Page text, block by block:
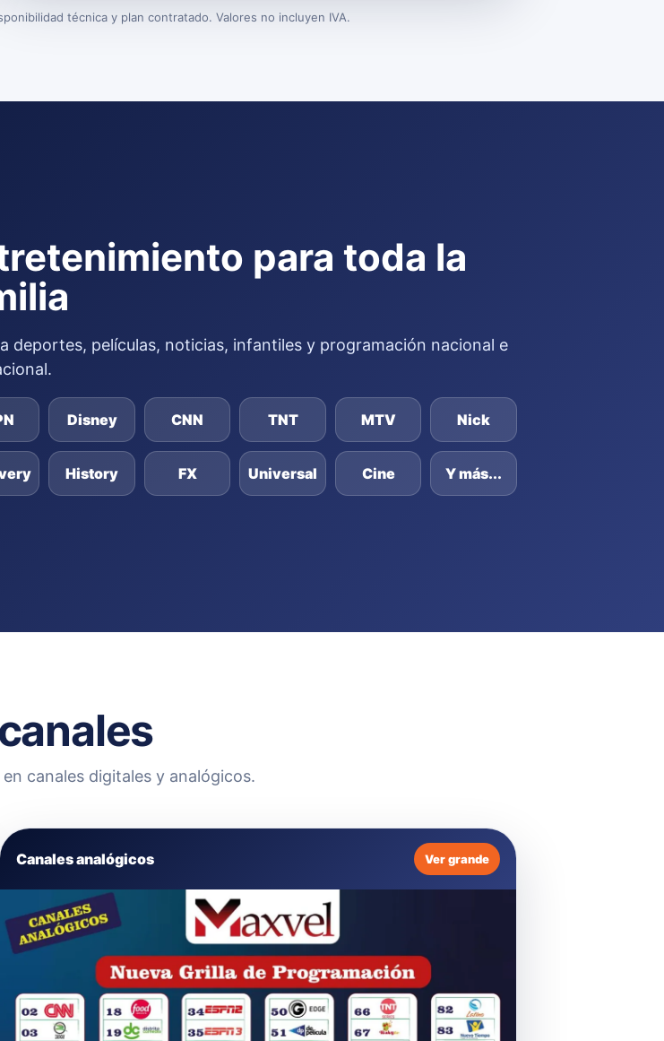
técnica y plan contratado. Valores no incluyen IVA.
para toda la
deportes, películas, noticias, infantiles y programación nacional e
Disney CNN TNT MTV Nick
History FX Universal Cine Y más...
canales digitales y analógicos.
Canales analógicos Ver grande